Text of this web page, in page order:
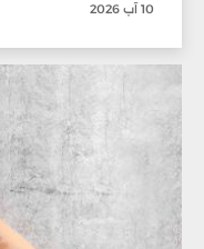
10 آب 2026